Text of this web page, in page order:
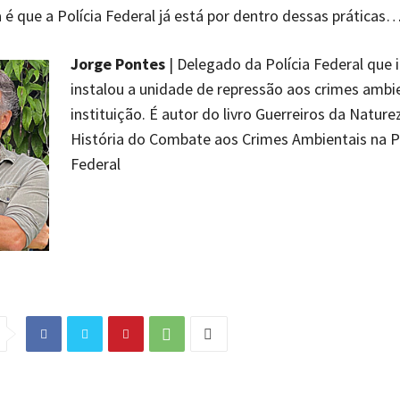
é que a Polícia Federal já está por dentro dessas
Jorge Pontes| Delegado da Polícia Federal que
instalou a unidade de repressão aos crimes
instituição. É autor do livro Guerreiros da
História do Combate aos Crimes Ambientais na
Federal